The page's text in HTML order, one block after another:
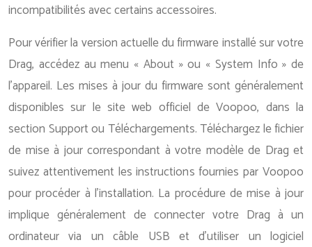
incompatibilités avec certains accessoires.
Pour vérifier la version actuelle du firmware installé sur votre
Drag, accédez au menu « About » ou « System Info » de
l’appareil. Les mises à jour du firmware sont généralement
disponibles sur le site web officiel de Voopoo, dans la
section Support ou Téléchargements. Téléchargez le fichier
de mise à jour correspondant à votre modèle de Drag et
suivez attentivement les instructions fournies par Voopoo
pour procéder à l’installation. La procédure de mise à jour
implique généralement de connecter votre Drag à un
ordinateur via un câble USB et d’utiliser un logiciel